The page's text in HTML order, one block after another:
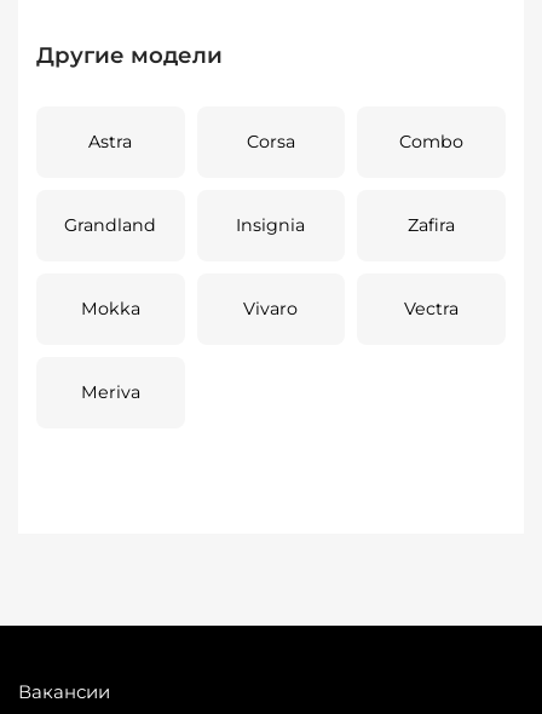
Другие модели
Astra Corsa Combo
Grandland Insignia Zafira
Mokka Vivaro Vectra
Meriva
Вакансии